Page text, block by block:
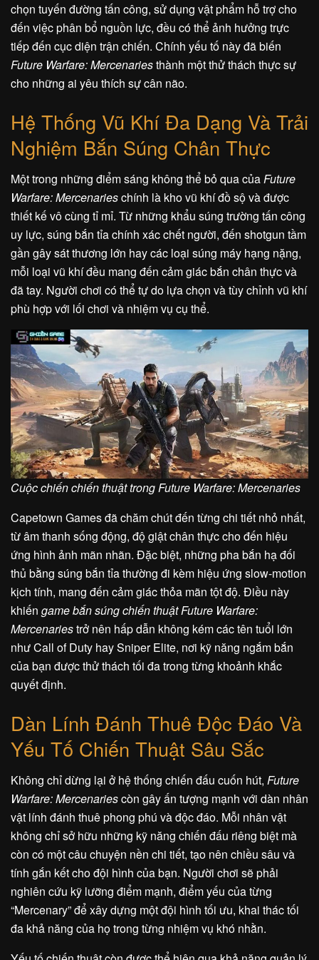
chọn tuyến đường tấn công, sử dụng vật phẩm hỗ trợ cho
đến việc phân bổ nguồn lực, đều có thể ảnh hưởng trực
tiếp đến cục diện trận chiến. Chính yếu tố này đã biến
Future Warfare: Mercenariesthành một thử thách thực sự
cho những ai yêu thích sự cân não.
Hệ Thống Vũ Khí Đa Dạng Và Trải
Nghiệm Bắn Súng Chân Thực
Một trong những điểm sáng không thể bỏ qua củaFuture
Warfare: Mercenarieschính là kho vũ khí đồ sộ và được
thiết kế vô cùng tỉ mỉ. Từ những khẩu súng trường tấn công
uy lực, súng bắn tỉa chính xác chết người, đến shotgun tầm
gần gây sát thương lớn hay các loại súng máy hạng nặng,
mỗi loại vũ khí đều mang đến cảm giác bắn chân thực và
đã tay. Người chơi có thể tự do lựa chọn và tùy chỉnh vũ khí
phù hợp với lối chơi và nhiệm vụ cụ thể.
Cuộc chiến chiến thuật trong Future Warfare: Mercenaries
Capetown Games đã chăm chút đến từng chi tiết nhỏ nhất,
từ âm thanh sống động, độ giật chân thực cho đến hiệu
ứng hình ảnh mãn nhãn. Đặc biệt, những pha bắn hạ đối
thủ bằng súng bắn tỉa thường đi kèm hiệu ứng slow-motion
kịch tính, mang đến cảm giác thỏa mãn tột độ. Điều này
khiến game bắn súng chiến thuật Future Warfare:
Mercenariestrở nên hấp dẫn không kém các tên tuổi lớn
như Call of Duty hay Sniper Elite, nơi kỹ năng ngắm bắn
của bạn được thử thách tối đa trong từng khoảnh khắc
quyết định.
Dàn Lính Đánh Thuê Độc Đáo Và
Yếu Tố Chiến Thuật Sâu Sắc
Không chỉ dừng lại ở hệ thống chiến đấu cuốn hút, Future
Warfare: Mercenariescòn gây ấn tượng mạnh với dàn nhân
vật lính đánh thuê phong phú và độc đáo. Mỗi nhân vật
không chỉ sở hữu những kỹ năng chiến đấu riêng biệt mà
còn có một câu chuyện nền chi tiết, tạo nên chiều sâu và
tính gắn kết cho đội hình của bạn. Người chơi sẽ phải
nghiên cứu kỹ lưỡng điểm mạnh, điểm yếu của từng
“Mercenary” để xây dựng một đội hình tối ưu, khai thác tối
đa khả năng của họ trong từng nhiệm vụ khó nhằn.